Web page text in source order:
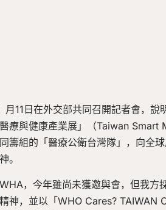
11日在外交部共同召開記者會，
療與健康產業展」（Taiwan
籌組的「醫療公衛台灣隊」，向全
。
，今年雖尚未獲邀與會，但我
神，並以「WHO Cares?